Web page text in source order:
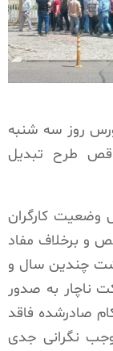
روز سه شنبه
طرح تبدیل
وضعیت کارگران
و برخلاف مفاد
چندین سال و
ناچار به صدور
صادرشده فاقد
نگرانی جدی